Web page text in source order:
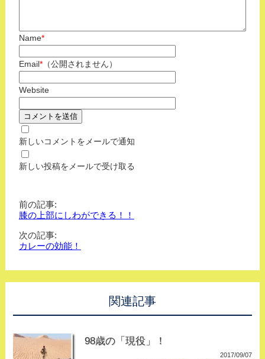
Name*
Email*（公開されません）
Website
新しいコメントをメールで通知
新しい投稿をメールで受け取る
前の記事:
膝の上部にしわができる！！
次の記事:
カレーの効能！
関連記事
98歳の「現役」！
2017/09/07